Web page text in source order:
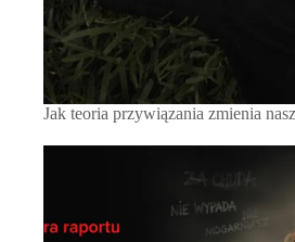
Jak teoria przywiązania zmienia